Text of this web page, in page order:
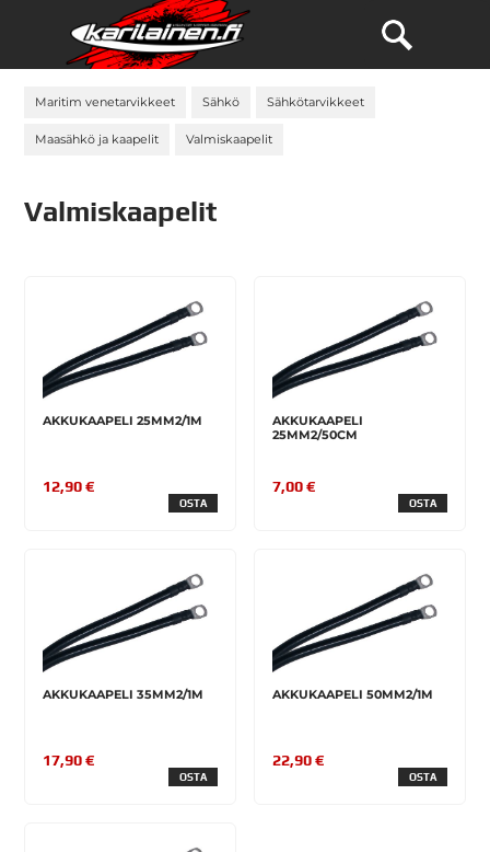
Maritim venetarvikkeet Sähkö Sähkötarvikkeet
Maasähkö ja kaapelit Valmiskaapelit
Valmiskaapelit
AKKUKAAPELI 25MM2/1M
12,90 €
OSTA
AKKUKAAPELI
25MM2/50CM
7,00 €
OSTA
AKKUKAAPELI 35MM2/1M
17,90 €
OSTA
AKKUKAAPELI 50MM2/1M
22,90 €
OSTA